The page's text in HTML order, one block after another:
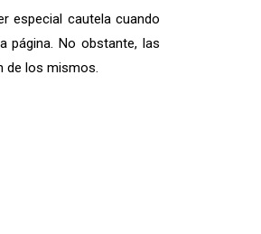
especial cautela cuando
página. No obstante, las
de los mismos.